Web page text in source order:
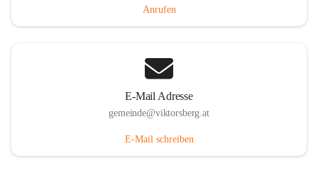
Anrufen
E-Mail Adresse
gemeinde@viktorsberg.at
E-Mail schreiben